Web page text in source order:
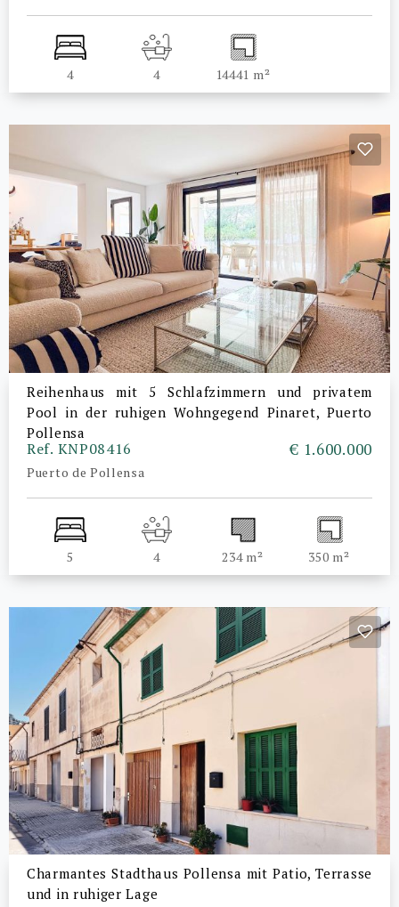
4 4 14441 m²
Reihenhaus mit 5 Schlafzimmern und privatem
Pool in der ruhigen Wohngegend Pinaret, Puerto
Pollensa
Ref. KNP08416
Puerto de Pollensa
€ 1.600.000
5 4 234 m² 350 m²
Charmantes Stadthaus Pollensa mit Patio, Terrasse
und in ruhiger Lage